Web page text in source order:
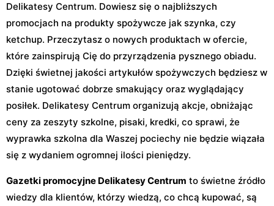
Delikatesy Centrum. Dowiesz się o najbliższych
promocjach na produkty spożywcze jak szynka, czy
ketchup. Przeczytasz o nowych produktach w ofercie,
które zainspirują Cię do przyrządzenia pysznego obiadu.
Dzięki świetnej jakości artykułów spożywczych będziesz w
stanie ugotować dobrze smakujący oraz wyglądający
posiłek. Delikatesy Centrum organizują akcje, obniżając
ceny za zeszyty szkolne, pisaki, kredki, co sprawi, że
wyprawka szkolna dla Waszej pociechy nie będzie wiązała
się z wydaniem ogromnej ilości pieniędzy.
Gazetki promocyjne Delikatesy Centrum to świetne źródło
wiedzy dla klientów, którzy wiedzą, co chcą kupować, są